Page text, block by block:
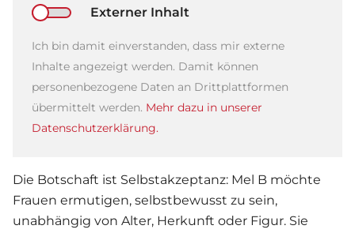
Externer Inhalt
Ich bin damit einverstanden, dass mir externe
Inhalte angezeigt werden. Damit können
personenbezogene Daten an Drittplattformen
übermittelt werden. Mehr dazu in unserer
Datenschutzerklärung.
Die Botschaft ist Selbstakzeptanz: Mel B möchte
Frauen ermutigen, selbstbewusst zu sein,
unabhängig von Alter, Herkunft oder Figur. Sie